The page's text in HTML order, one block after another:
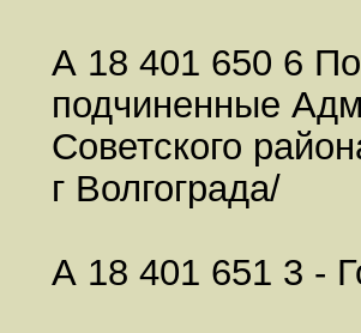
А 18 401 650 6
подчиненные
Советского
г Волгограда/
А 18 401 651 3 -